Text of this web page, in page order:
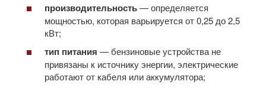
производительность— определяется
мощностью, которая варьируется от 0,25 до 2,5
кВт;
тип питания — бензиновые устройства не
привязаны к источнику энергии, электрические
работают от кабеля или аккумулятора;